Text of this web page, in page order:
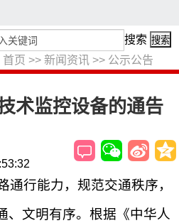
首页 >> 新闻资讯 >> 公示公告
搜索 搜索
术监控设备的通告
能力，规范交通秩序，
、文明有序。根据《中华人